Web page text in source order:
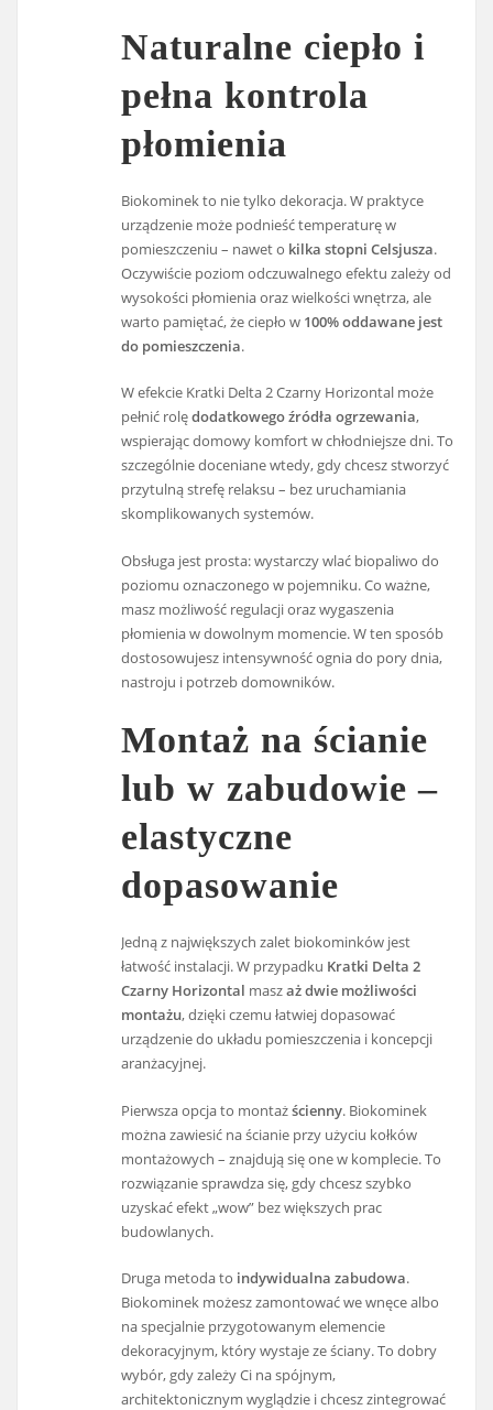
Naturalne ciepło i
pełna kontrola
płomienia
Biokominek to nie tylko dekoracja. W praktyce
urządzenie może podnieść temperaturę w
pomieszczeniu – nawet o kilka stopni Celsjusza.
Oczywiście poziom odczuwalnego efektu zależy od
wysokości płomienia oraz wielkości wnętrza, ale
warto pamiętać, że ciepło w 100% oddawane jest
do pomieszczenia.
W efekcie Kratki Delta 2 Czarny Horizontal może
pełnić rolędodatkowego źródła ogrzewania,
wspierając domowy komfort w chłodniejsze dni. To
szczególnie doceniane wtedy, gdy chcesz stworzyć
przytulną strefę relaksu – bez uruchamiania
skomplikowanych systemów.
Obsługa jest prosta: wystarczy wlać biopaliwo do
poziomu oznaczonego w pojemniku. Co ważne,
masz możliwość regulacji oraz wygaszenia
płomienia w dowolnym momencie. W ten sposób
dostosowujesz intensywność ognia do pory dnia,
nastroju i potrzeb domowników.
Montaż na ścianie
lub w zabudowie –
elastyczne
dopasowanie
Jedną z największych zalet biokominków jest
łatwość instalacji. W przypadku Kratki Delta 2
Czarny Horizontal maszaż dwie możliwości
montażu, dzięki czemu łatwiej dopasować
urządzenie do układu pomieszczenia i koncepcji
aranżacyjnej.
Pierwsza opcja to montażścienny. Biokominek
można zawiesić na ścianie przy użyciu kołków
montażowych – znajdują się one w komplecie. To
rozwiązanie sprawdza się, gdy chcesz szybko
uzyskać efekt „wow” bez większych prac
budowlanych.
Druga metoda to indywidualna zabudowa.
Biokominek możesz zamontować we wnęce albo
na specjalnie przygotowanym elemencie
dekoracyjnym, który wystaje ze ściany. To dobry
wybór, gdy zależy Ci na spójnym,
architektonicznym wyglądzie i chcesz zintegrować